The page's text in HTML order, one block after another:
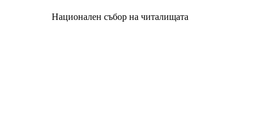
Национален събор на читалищата